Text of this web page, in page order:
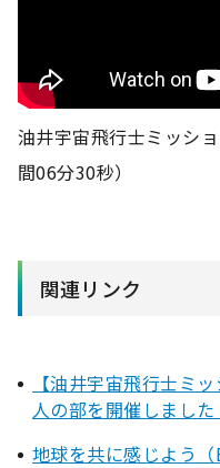
油井宇宙飛行士ミッシ
間06分30秒）
関連リンク
【油井宇宙飛行士ミ
人の部を開催しました
地球を共に感じよう（